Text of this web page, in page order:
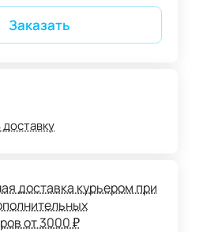
Заказать
доставку
доставка курьером при
от 3000 ₽